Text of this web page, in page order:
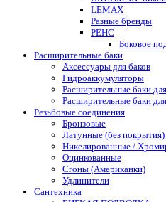
LEMAX
Разные бренды
РЕНС
Боковое
Расширительные баки
Аксессуары для баков
Гидроаккумуляторы
Расширительные баки
Расширительные баки
Резьбовые соединения
Бронзовые
Латунные (без покрытия)
Никелированные /
Оцинкованные
Сгоны (Американки)
Удлинители
Сантехника